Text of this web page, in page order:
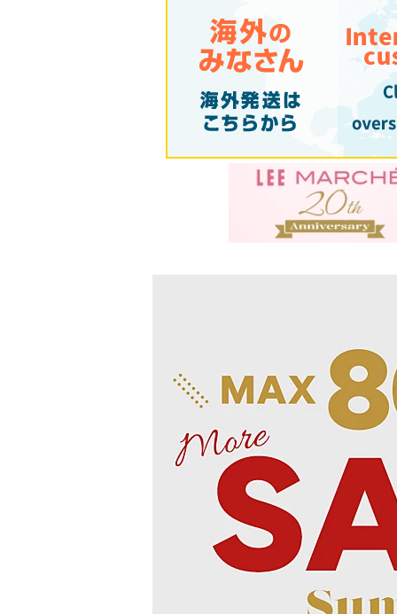
ランキング
特集
コーディネート
雑誌･書籍(一緒に買うと送料無料)